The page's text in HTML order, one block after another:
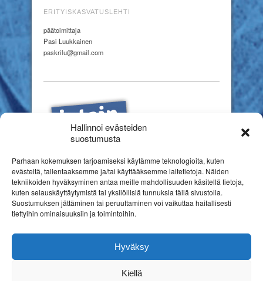
Hallinnoi evästeiden
suostumusta
Parhaan kokemuksen tarjoamiseksi käytämme teknologioita, kuten
evästeitä, tallentaaksemme ja/tai käyttääksemme laitetietoja. Näiden
tekniikoiden hyväksyminen antaa meille mahdollisuuden käsitellä tietoja,
kuten selauskäyttäytymistä tai yksilöllisiä tunnuksia tällä sivustolla.
Suostumuksen jättäminen tai peruuttaminen voi vaikuttaa haitallisesti
tiettyihin ominaisuuksiin ja toimintoihin.
Hyväksy
Kiellä
ERITYISKASVATUSLEHTI
päätoimittaja
Pasi Luukkainen
paskrilu@gmail.com